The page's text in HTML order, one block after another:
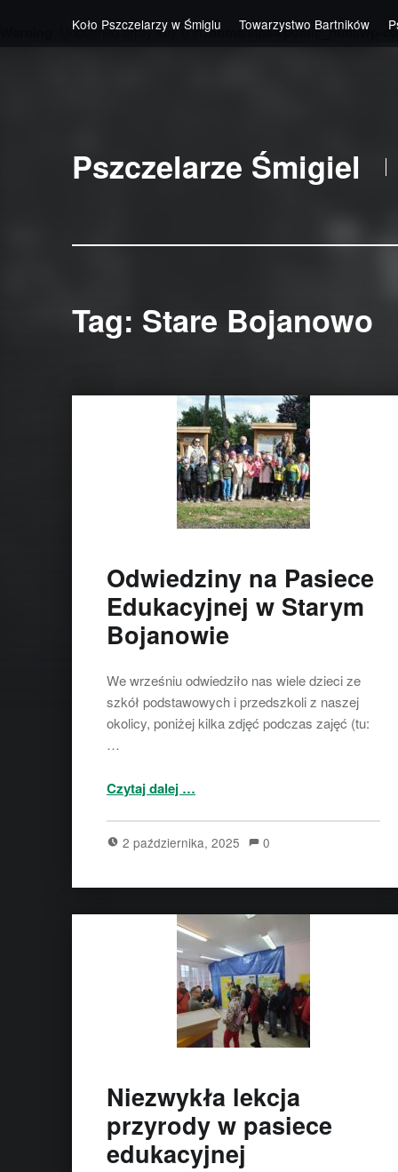
: Undefined array key 0 in/home/stas4/public_html/wp-
Koło Pszczelarzy w Śmiglu Towarzystwo Bartników
Pszczelarze Śmigiel
Tag: Stare Bojanowo
Odwiedziny na Pasiece
Edukacyjnej w Starym
Bojanowie
We wrześniu odwiedziło nas wiele dzieci ze
szkół podstawowych i przedszkoli z naszej
okolicy, poniżej kilka zdjęć podczas zajęć (tu:
…
Czytaj dalej …
2 października, 2025 0
Niezwykła lekcja
przyrody w pasiece
edukacyjnej